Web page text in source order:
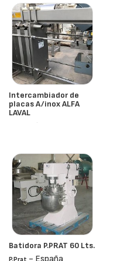
Intercambiador de
placas A/inox ALFA
LAVAL
- España
Batidora P.PRAT 60 Lts.